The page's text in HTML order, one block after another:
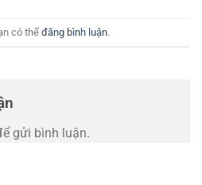
có thể đăng bình luận.
gửi bình luận.